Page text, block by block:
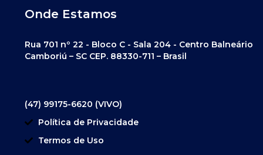
Onde Estamos
Rua 701 nº 22 - Bloco C - Sala 204 - Centro Balneário
Camboriú – SC CEP. 88330-711 – Brasil
(47) 99175-6620 (VIVO)
Política de Privacidade
Termos de Uso